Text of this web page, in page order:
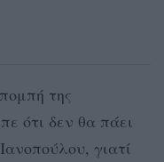
της
ότι δεν θα πάει
γιατί